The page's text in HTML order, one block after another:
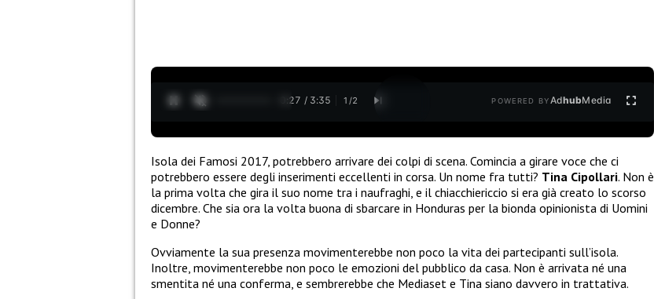
0:28 / 3:35 1 /2 POWERED BYAdhubMedia
Isola dei Famosi 2017, potrebbero arrivare dei colpi di scena. Comincia a girare voce che ci
potrebbero essere degli inserimenti eccellenti in corsa. Un nome fra tutti? Tina Cipollari. Non è
la prima volta che gira il suo nome tra i naufraghi, e il chiacchiericcio si era già creato lo scorso
dicembre. Che sia ora la volta buona di sbarcare in Honduras per la bionda opinionista di Uomini
e Donne?
Ovviamente la sua presenza movimenterebbe non poco la vita dei partecipanti sull’isola.
Inoltre, movimenterebbe non poco le emozioni del pubblico da casa. Non è arrivata né una
smentita né una conferma, e sembrerebbe che Mediaset e Tina siano davvero in trattativa.